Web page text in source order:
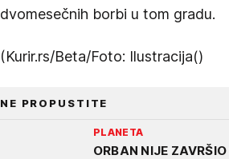
dvomesečnih borbi u tom gradu.
(Kurir.rs/Beta/Foto: Ilustracija()
NE PROPUSTITE
PLANETA
ORBAN NIJE